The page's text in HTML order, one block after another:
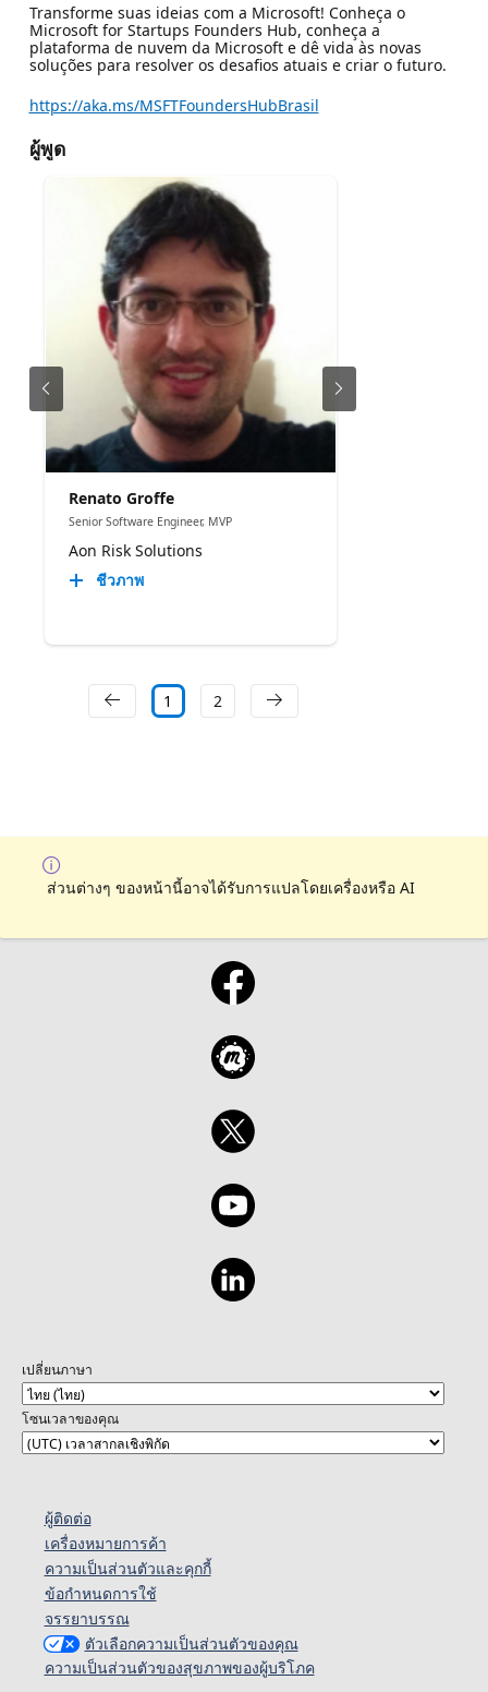
Transforme suas ideias com a Microsoft! Conheça o
Microsoft for Startups Founders Hub, conheça a
plataforma de nuvem da Microsoft e dê vida às novas
soluções para resolver os desafios atuais e criar o futuro.
https://aka.ms/MSFTFoundersHubBrasil
ผู้พูด
Renato Groffe
Senior Software Engineer, MVP
Aon Risk Solutions
ชีวภาพ
1 2
ส่วนต่างๆ ของหน้านี้อาจได้รับการแปลโดยเครื่องหรือ AI
เปลี่ยนภาษา
โซนเวลาของคุณ
ผู้ติดต่อ
เครื่องหมายการค้า
ความเป็นส่วนตัวและคุกกี้
ข้อกำหนดการใช้
จรรยาบรรณ
ตัวเลือกความเป็นส่วนตัวของคุณ
ความเป็นส่วนตัวของสุขภาพของผู้บริโภค